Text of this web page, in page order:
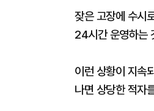
잦은 고장에 수시
24시간 운영하는
이런 상황이 지속
나면 상당한 적자